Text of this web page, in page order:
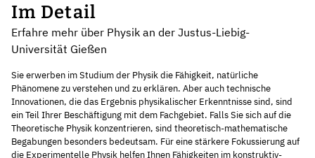
Im Detail
Erfahre mehr über Physik an der Justus-Liebig-
Universität Gießen
Sie erwerben im Studium der Physik die Fähigkeit, natürliche
Phänomene zu verstehen und zu erklären. Aber auch technische
Innovationen, die das Ergebnis physikalischer Erkenntnisse sind, sind
ein Teil Ihrer Beschäftigung mit dem Fachgebiet. Falls Sie sich auf die
Theoretische Physik konzentrieren, sind theoretisch-mathematische
Begabungen besonders bedeutsam. Für eine stärkere Fokussierung auf
die Experimentelle Physik helfen Ihnen Fähigkeiten im konstruktiv-